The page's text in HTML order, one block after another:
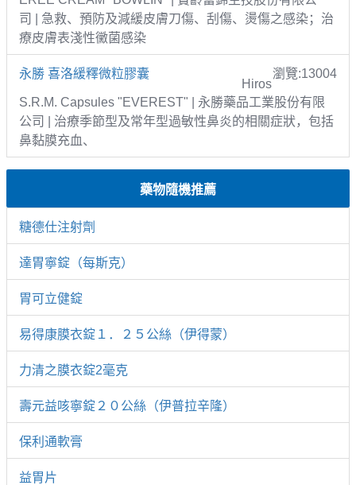
司 | 急救、預防及減緩皮膚刀傷、刮傷、燙傷之感染；治
療皮膚表淺性黴菌感染
永勝 喜洛緩釋微粒膠囊 瀏覽:13004
Hiros
S.R.M. Capsules "EVEREST" | 永勝藥品工業股份有限
公司 | 治療季節型及常年型過敏性鼻炎的相關症狀，包括
鼻黏膜充血、
藥物隨機推薦
糖德仕注射劑
達胃寧錠（每斯克）
胃可立健錠
易得康膜衣錠１．２５公絲（伊得蒙）
力清之膜衣錠2毫克
壽元益咳寧錠２０公絲（伊普拉辛隆）
保利通軟膏
益胃片